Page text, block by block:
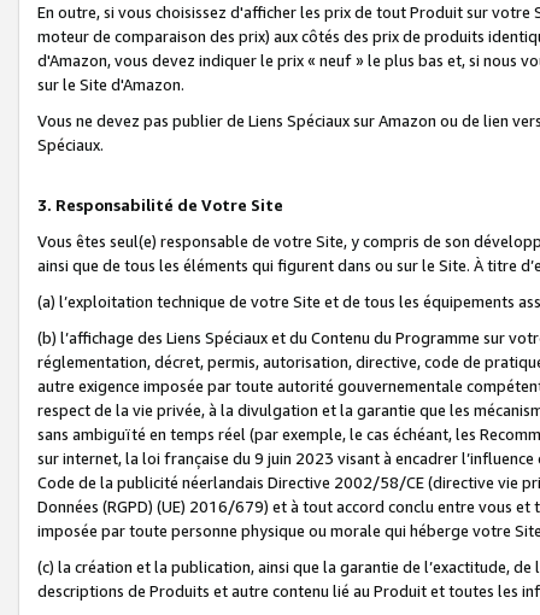
En outre, si vous choisissez d'afficher les prix de tout Produit sur
moteur de comparaison des prix) aux côtés des prix de produits
d'Amazon, vous devez indiquer le prix « neuf » le plus bas et, si nous
sur le Site d'Amazon.
Vous ne devez pas publier de Liens Spéciaux sur Amazon ou de lien
Spéciaux.
3. Responsabilité de Votre Site
Vous êtes seul(e) responsable de votre Site, y compris de son
ainsi que de tous les éléments qui figurent dans ou sur le Site. À titre
(a) l’exploitation technique de votre Site et de tous les équipements
(b) l’affichage des Liens Spéciaux et du Contenu du Programme sur
réglementation, décret, permis, autorisation, directive, code de
autre exigence imposée par toute autorité gouvernementale
respect de la vie privée, à la divulgation et la garantie que les
sans ambiguïté en temps réel (par exemple, le cas échéant, les
sur internet, la loi française du 9 juin 2023 visant à encadrer
Code de la publicité néerlandais Directive 2002/58/CE (directive vie
Données (RGPD) (UE) 2016/679) et à tout accord conclu entre vous
imposée par toute personne physique ou morale qui héberge votre
(c) la création et la publication, ainsi que la garantie de l’exactitude,
descriptions de Produits et autre contenu lié au Produit et toutes les